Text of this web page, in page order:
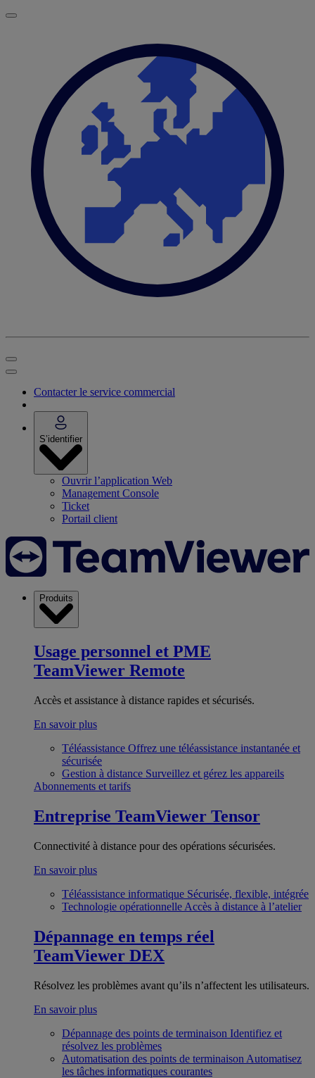
Contacter le service commercial
S’identifier
Ouvrir l’application Web
Management Console
Ticket
Portail client
Produits
Usage personnel et PME
TeamViewer Remote
Accès et assistance à distance rapides et sécurisés.
En savoir plus
Téléassistance Offrez une téléassistance instantanée et
sécurisée
Gestion à distance Surveillez et gérez les appareils
Abonnements et tarifs
Entreprise TeamViewer Tensor
Connectivité à distance pour des opérations sécurisées.
En savoir plus
Téléassistance informatique Sécurisée, flexible, intégrée
Technologie opérationnelle Accès à distance à l’atelier
Dépannage en temps réel
TeamViewer DEX
Résolvez les problèmes avant qu’ils n’affectent les utilisateurs.
En savoir plus
Dépannage des points de terminaison Identifiez et
résolvez les problèmes
Automatisation des points de terminaison Automatisez
les tâches informatiques courantes